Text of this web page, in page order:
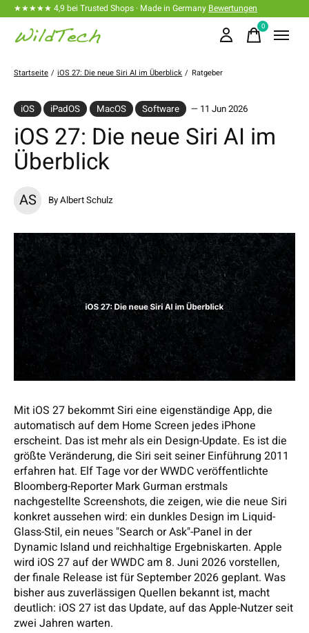
★★★★★ 4,9 bei Trusted Shops · Made in Germany Bewertungen
0items
Startseite / iOS 27: Die neue Siri AI im Überblick / Ratgeber
iOS iPadOS MacOS Software — 11 Jun 2026
iOS 27: Die neue Siri AI im
Überblick
AS By Albert Schulz
Mit iOS 27 bekommt Siri eine eigenständige App, die
automatisch auf dem Home Screen jedes iPhone
erscheint. Das ist mehr als ein Design-Update. Es ist die
größte Veränderung, die Siri seit seiner Einführung 2011
erfahren hat. Elf Tage vor der WWDC veröffentlichte
Bloomberg-Reporter Mark Gurman erstmals
nachgestellte Screenshots, die zeigen, wie die neue Siri
konkret aussehen wird: ein dunkles Design im Liquid-
Glass-Stil, ein neues "Search or Ask"-Panel in der
Dynamic Island und reichhaltige Ergebniskarten. Apple
wird iOS 27 auf der WWDC am 8. Juni 2026 vorstellen,
der finale Release ist für September 2026 geplant. Was
bisher aus zuverlässigen Quellen bekannt ist, macht
deutlich: iOS 27 ist das Update, auf das Apple-Nutzer seit
zwei Jahren warten.